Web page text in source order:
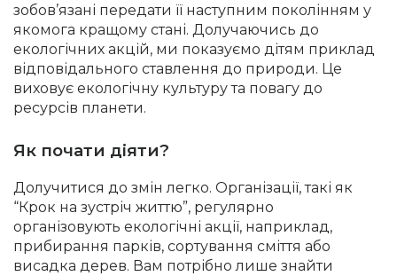
зобов’язані передати її наступним поколінням у
якомога кращому стані. Долучаючись до
екологічних акцій, ми показуємо дітям приклад
відповідального ставлення до природи. Це
виховує екологічну культуру та повагу до
ресурсів планети.
Як почати діяти?
Долучитися до змін легко. Організації, такі як
“Крок на зустріч життю”, регулярно
організовують екологічні акції, наприклад,
прибирання парків, сортування сміття або
висадка дерев. Вам потрібно лише знайти